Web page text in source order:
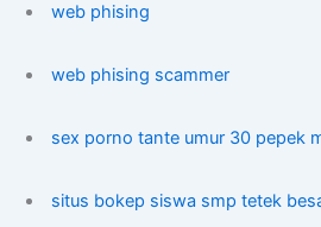
web phising
web phising scammer
sex porno tante umur 30 pepek
situs bokep siswa smp tetek